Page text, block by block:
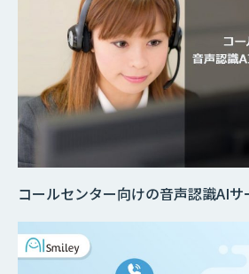
コールセンター向けの音声認識AIサ